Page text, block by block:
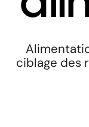
ciblage des